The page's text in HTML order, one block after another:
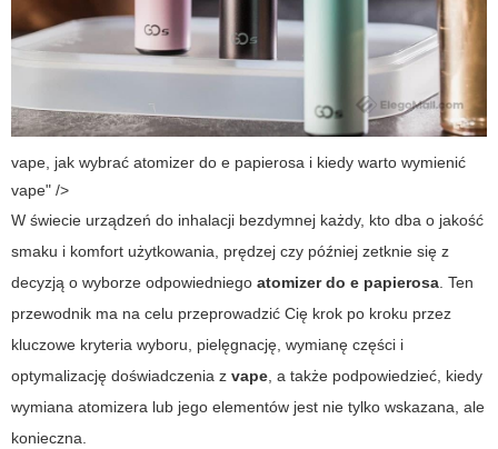
vape, jak wybrać atomizer do e papierosa i kiedy warto wymienić
vape" />
W świecie urządzeń do inhalacji bezdymnej każdy, kto dba o jakość
smaku i komfort użytkowania, prędzej czy później zetknie się z
decyzją o wyborze odpowiedniego atomizer do e papierosa. Ten
przewodnik ma na celu przeprowadzić Cię krok po kroku przez
kluczowe kryteria wyboru, pielęgnację, wymianę części i
optymalizację doświadczenia z vape, a także podpowiedzieć, kiedy
wymiana atomizera lub jego elementów jest nie tylko wskazana, ale
konieczna.